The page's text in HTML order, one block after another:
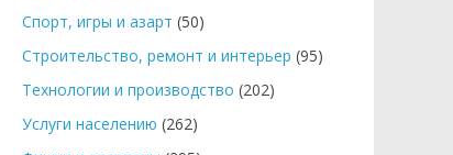
Спорт, игры и азарт (50)
Строительство, ремонт и интерьер (95)
Технологии и производство (202)
Услуги населению (262)